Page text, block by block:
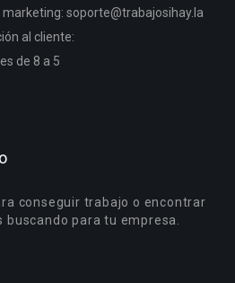
soporte@trabajosihay.la
al cliente:
de 8 a 5
conseguir trabajo o encontrar
buscando para tu empresa.